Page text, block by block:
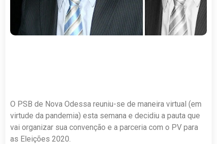
O PSB de Nova Odessa reuniu-se de maneira virtual (em
virtude da pandemia) esta semana e decidiu a pauta que
vai organizar sua convenção e a parceria com o PV para
as Eleições 2020.